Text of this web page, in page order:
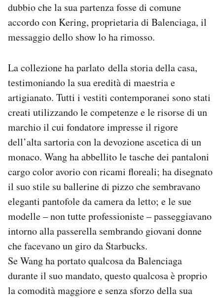
dubbio che la sua partenza fosse di comune
accordo con Kering, proprietaria di Balenciaga, il
messaggio dello show lo ha rimosso.
La collezione ha parlato della storia della casa,
testimoniando la sua eredità di maestria e
artigianato. Tutti i vestiti contemporanei sono stati
creati utilizzando le competenze e le risorse di un
marchio il cui fondatore impresse il rigore
dell’alta sartoria con la devozione ascetica di un
monaco. Wang ha abbellito le tasche dei pantaloni
cargo color avorio con ricami floreali; ha disegnato
il suo stile su ballerine di pizzo che sembravano
eleganti pantofole da camera da letto; e le sue
modelle – non tutte professioniste – passeggiavano
intorno alla passerella sembrando giovani donne
che facevano un giro da Starbucks.
Se Wang ha portato qualcosa da Balenciaga
durante il suo mandato, questo qualcosa è proprio
la comodità maggiore e senza sforzo della sua